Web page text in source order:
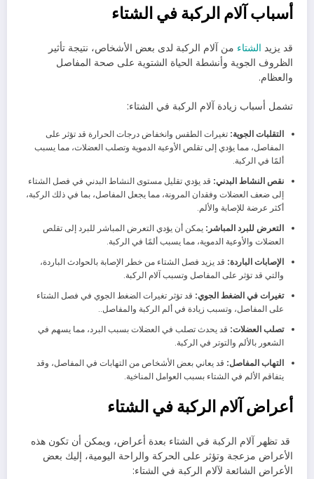
أسباب آلام الركبة في الشتاء
قد يزيد الشتاء من آلام الركبة لدى بعض الأشخاص، نتيجة تأثير
الظروف الجوية وأنشطة الحياة الشتوية على صحة المفاصل
والعظام.
تشمل أسباب زيادة آلام الركبة في الشتاء:
التقلبات الجوية: تغيرات الطقس وانخفاض درجات الحرارة قد تؤثر على
المفاصل، مما يؤدي إلى تقلص الأوعية الدموية وتصلب العضلات، مما يسبب
ألمًا في الركبة.
نقص النشاط البدني: قد يؤدي تقليل مستوى النشاط البدني في فصل الشتاء
إلى ضعف العضلات وفقدان المرونة، مما يجعل المفاصل، بما في ذلك الركبة،
أكثر عرضة للإصابة والألم.
التعرض للبرد المباشر: يمكن أن يؤدي التعرض المباشر للبرد إلى تقلص
العضلات والأوعية الدموية، مما يسبب ألمًا في الركبة.
الإصابات الباردة: قد يزيد فصل الشتاء من خطر الإصابة بالحوادث الباردة،
والتي قد تؤثر على المفاصل وتسبب آلام الركبة.
تغيرات في الضغط الجوي: قد تؤثر تغيرات الضغط الجوي في فصل الشتاء
على المفاصل، وتسبب زيادة في ألم الركبة والمفاصل..
تصلب العضلات: قد يحدث تصلب في العضلات بسبب البرد، مما يسهم في
الشعور بالألم والتوتر في الركبة.
التهاب المفاصل: قد يعاني بعض الأشخاص من التهابات في المفاصل، وقد
يتفاقم الألم في الشتاء بسبب العوامل المناخية.
أعراض آلام الركبة في الشتاء
قد تظهر آلام الركبة في الشتاء بعدة أعراض، ويمكن أن تكون هذه
الأعراض مزعجة وتؤثر على الحركة والراحة اليومية، إليك بعض
الأعراض الشائعة لآلام الركبة في الشتاء: